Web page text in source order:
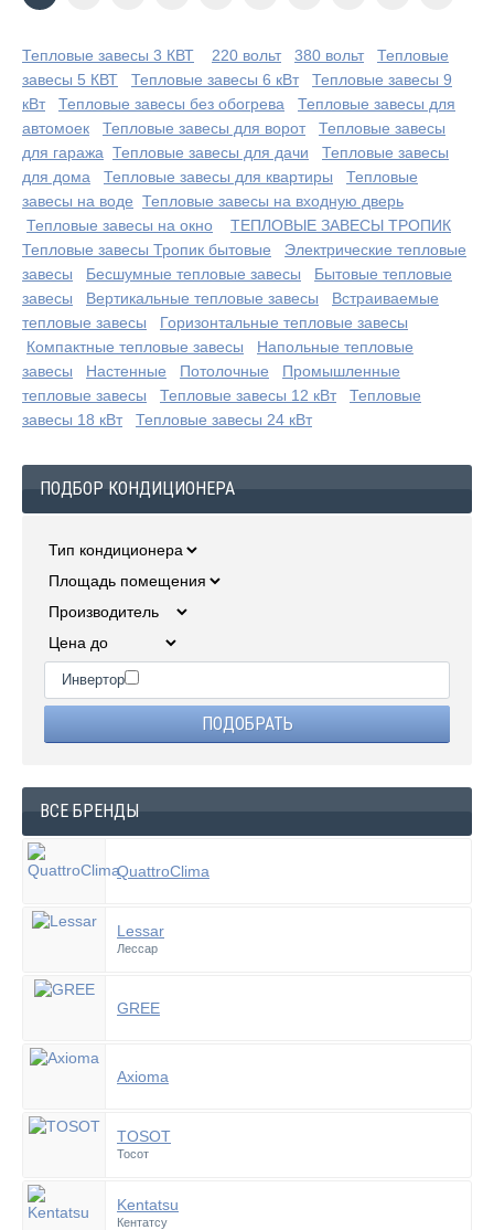
Тепловые завесы 3 КВТ 220 вольт 380 вольт
Тепловые
завесы 5 КВТ
Тепловые завесы 6 кВт
Тепловые завесы 9
кВт
Тепловые завесы без обогрева
Тепловые завесы для
автомоек
Тепловые завесы для ворот
Тепловые завесы
для гаража Тепловые завесы для дачи
Тепловые завесы
для дома
Тепловые завесы для квартиры
Тепловые
завесы на воде Тепловые завесы на входную дверь
Тепловые завесы на окно
ТЕПЛОВЫЕ ЗАВЕСЫ ТРОПИК
Тепловые завесы Тропик бытовые
Электрические тепловые
завесы
Бесшумные тепловые завесы
Бытовые тепловые
завесы
Вертикальные тепловые завесы
Встраиваемые
тепловые завесы
Горизонтальные тепловые завесы
Компактные тепловые завесы
Напольные тепловые
завесы
Настенные Потолочные
Промышленные
тепловые завесы
Тепловые завесы 12 кВт
Тепловые
завесы 18 кВт
Тепловые завесы 24 кВт
ПОДБОР КОНДИЦИОНЕРА
Инвертор
ВСЕ БРЕНДЫ
QuattroClima
Lessar
Лессар
GREE
Axioma
TOSOT
Тосот
Kentatsu
Кентатсу